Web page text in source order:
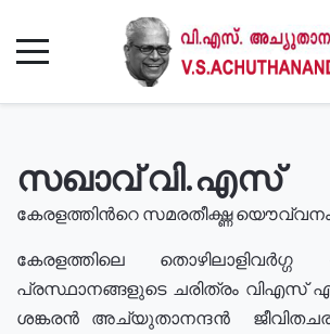
സഖാവ് വി.എസ്
കേരളത്തിൻറെ സമരതീക്ഷ്ണ
കേരളത്തിലെ
പ്രസ്ഥാനങ്ങളുടെ ചരിത്രം വിഎസ്
ശങ്കരൻ അച്യുതാനന്ദൻ